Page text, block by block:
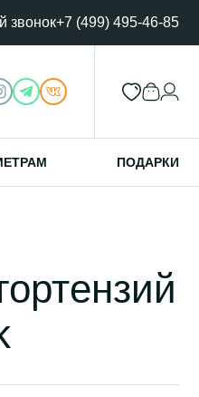
звонок+7 (499) 495-46-85
ПОДАРКИ